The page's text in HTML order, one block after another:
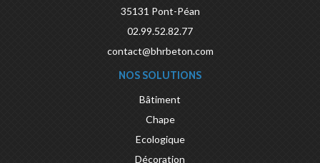
35131 Pont-Péan
02.99.52.82.77
contact@bhrbeton.com
NOS SOLUTIONS
Bâtiment
Chape
Ecologique
Décoration